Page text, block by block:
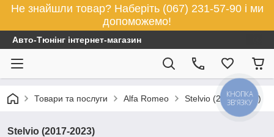
Не знайшли товар? Наберіть (067) 231-57-90 і ми
допоможемо!
Авто-Тюнінг інтернет-магазин
Товари та послуги Alfa Romeo Stelvio (2017-2023)
Stelvio (2017-2023)
КНОПКА
ЗВ'ЯЗКУ